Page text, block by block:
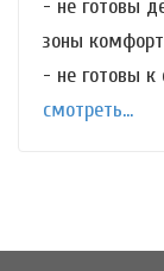
- не готовы
зоны
- не готовы к
смотреть...